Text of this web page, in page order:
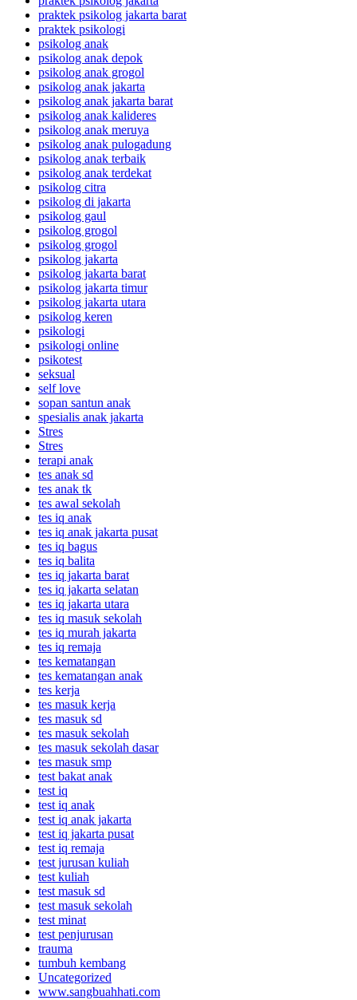
praktek psikolog jakarta barat
praktek psikologi
psikolog anak
psikolog anak depok
psikolog anak grogol
psikolog anak jakarta
psikolog anak jakarta barat
psikolog anak kalideres
psikolog anak meruya
psikolog anak pulogadung
psikolog anak terbaik
psikolog anak terdekat
psikolog citra
psikolog di jakarta
psikolog gaul
psikolog grogol
psikolog grogol
psikolog jakarta
psikolog jakarta barat
psikolog jakarta timur
psikolog jakarta utara
psikolog keren
psikologi
psikologi online
psikotest
seksual
self love
sopan santun anak
spesialis anak jakarta
Stres
Stres
terapi anak
tes anak sd
tes anak tk
tes awal sekolah
tes iq anak
tes iq anak jakarta pusat
tes iq bagus
tes iq balita
tes iq jakarta barat
tes iq jakarta selatan
tes iq jakarta utara
tes iq masuk sekolah
tes iq murah jakarta
tes iq remaja
tes kematangan
tes kematangan anak
tes kerja
tes masuk kerja
tes masuk sd
tes masuk sekolah
tes masuk sekolah dasar
tes masuk smp
test bakat anak
test iq
test iq anak
test iq anak jakarta
test iq jakarta pusat
test iq remaja
test jurusan kuliah
test kuliah
test masuk sd
test masuk sekolah
test minat
test penjurusan
trauma
tumbuh kembang
Uncategorized
www.sangbuahhati.com